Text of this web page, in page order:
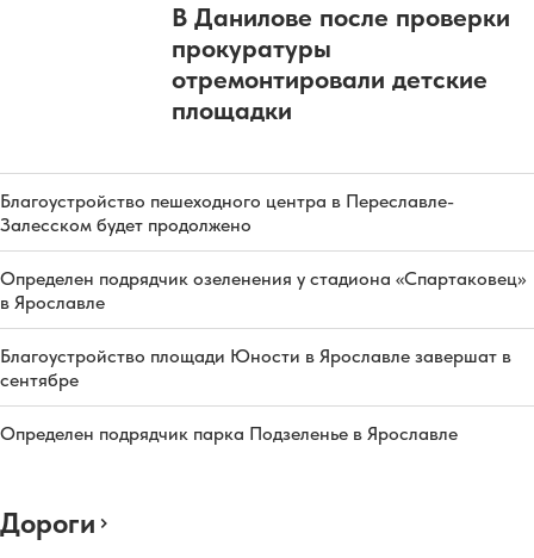
В Данилове после проверки
прокуратуры
отремонтировали детские
площадки
Благоустройство пешеходного центра в Переславле-
Залесском будет продолжено
Определен подрядчик озеленения у стадиона «Спартаковец»
в Ярославле
Благоустройство площади Юности в Ярославле завершат в
сентябре
Определен подрядчик парка Подзеленье в Ярославле
Дороги